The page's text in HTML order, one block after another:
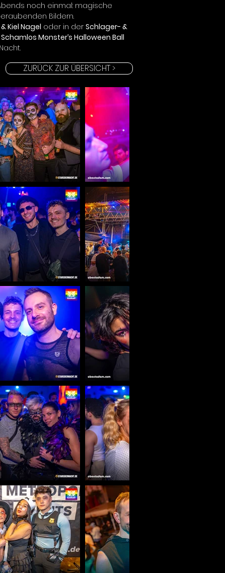
noch einmal: magische
Bildern.
Kiel Nagel oder in der Schlager- &
Schamlos Monster’s Halloween Ball
ZURÜCK ZUR ÜBERSICHT >